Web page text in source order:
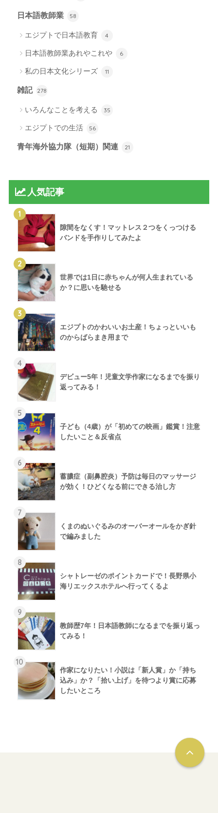
日本語教師業 58
エジプトで日本語教育 4
日本語教師業あれやこれや 6
私の日本文化シリーズ 11
雑記 278
いろんなことを考える 35
エジプトでの生活 56
青年海外協力隊（短期）関連 21
人気記事
1
隙間をなくす！マットレス２つをくっつける
バンドを手作りしてみたよ
2
世界では1日に赤ちゃんが何人生まれている
か？に思いを馳せる
3
エジプトのかわいいお土産！ちょっといいも
のからばらまき用まで
4
デビュー5年！児童文学作家になるまでを振り
返ってみる！
5
子ども（4歳）が「初めての映画」鑑賞！注意
したいこと＆反省点
6
蓄膿症（副鼻腔炎）予防は毎日のマッサージ
が効く！ひどくなる前にできる治し方
7
くまのぬいぐるみのオーバーオールをかぎ針
で編みました
8
シャトレーゼのポイントカードで！長野県小
海リエックスホテルへ行ってくるよ
9
教師歴7年！日本語教師になるまでを振り返っ
てみる！
10
作家になりたい！小説は「新人賞」か「持ち
込み」か？「拾い上げ」を待つより賞に応募
したいところ